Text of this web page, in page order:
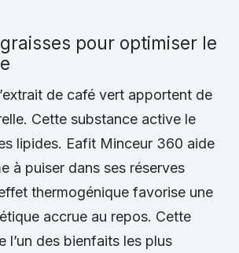
pour optimiser le
de café vert apportent de
Cette substance active le
lipides. Eafit Minceur 360 aide
à puiser dans ses réserves
thermogénique favorise une
accrue au repos. Cette
l’un des bienfaits les plus